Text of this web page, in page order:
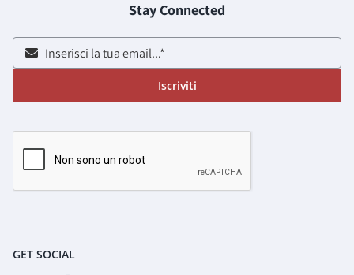
Stay Connected
Iscriviti
GET SOCIAL